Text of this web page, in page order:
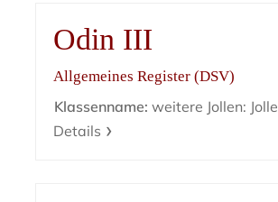
Odin III
Allgemeines Register (DSV)
Klassenname: weitere Jollen: Jolle
Details